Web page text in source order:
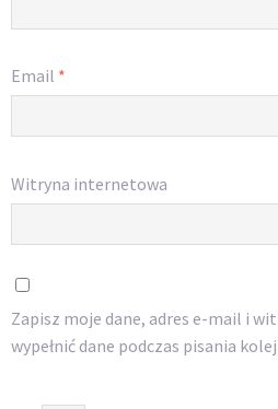
Email *
Witryna internetowa
Zapisz moje dane, adres e-mail i
wypełnić dane podczas pisania